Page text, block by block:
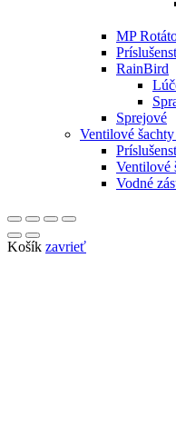
MP
RainBird
Sprejové
Ventilové
Ventilové
Vodné
Košík zavrieť